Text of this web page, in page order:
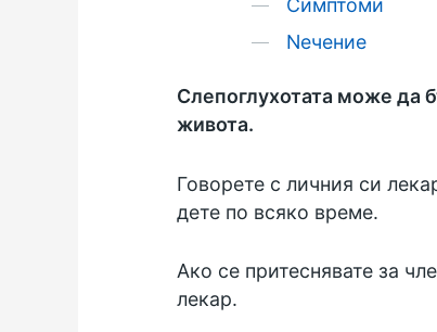
Симптоми
Nечение
Слепоглухотата може да
живота.
Говорете с личния си
дете по всяко време.
Ако се притеснявате за
лекар.